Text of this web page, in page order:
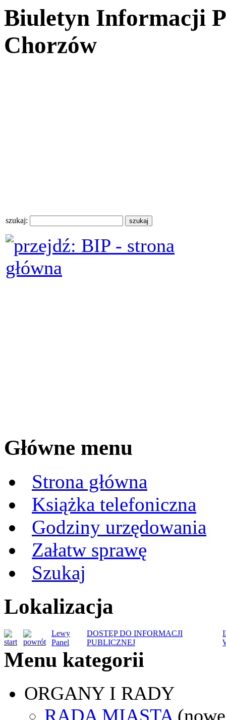
Biuletyn Informacji
Chorzów
szukaj:
Główne menu
Strona główna
Książka telefoniczna
Godziny urzędowania
Załatw sprawę
Szukaj
Lokalizacja
Lewy
Panel
DOSTĘP DO INFORMACJI
PUBLICZNEJ
Menu kategorii
ORGANY I RADY
RADA MIASTA